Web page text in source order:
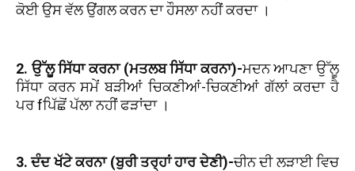
ਕੋਈ ਉਸ ਵੱਲ ਉਂਗਲ ਕਰਨ ਦਾ ਹੌਸਲਾ ਨਹੀਂ ਕਰਦਾ ।
2. ਉੱਲੂ ਸਿੱਧਾ ਕਰਨਾ (ਮਤਲਬ ਸਿੱਧਾ ਕਰਨਾ)-ਮਦਨ ਆਪਣਾ ਉੱਲੂ
ਸਿੱਧਾ ਕਰਨ ਸਮੇਂ ਬੜੀਆਂ ਚਿਕਣੀਆਂ-ਚਿਕਣੀਆਂ ਗੱਲਾਂ ਕਰਦਾ ਹੈ
ਪਰ fਪਿੱਛੋਂ ਪੱਲਾ ਨਹੀਂ ਫੜਾਂਦਾ ।
3. ਦੰਦ ਖੱਟੇ ਕਰਨਾ (ਬੁਰੀ ਤਰ੍ਹਾਂ ਹਾਰ ਦੇਣੀ)-ਚੀਨ ਦੀ ਲੜਾਈ ਵਿਚ